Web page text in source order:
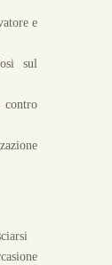
e
sul
contro